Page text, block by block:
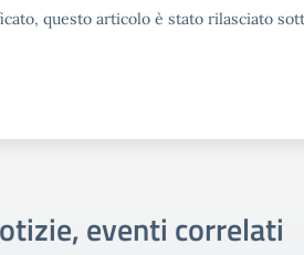
questo articolo è stato rilasciato
eventi correlati